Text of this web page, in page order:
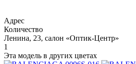
Адрес
Количество
Ленина, 23, салон «Оптик-Центр»
1
Эта модель в других цветах